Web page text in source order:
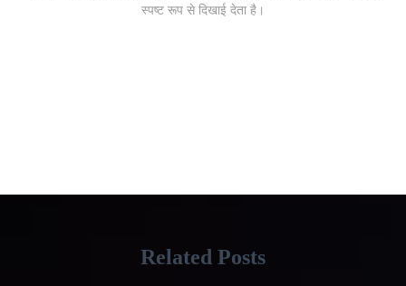
स्पष्ट रूप से दिखाई देता है।
Related Posts